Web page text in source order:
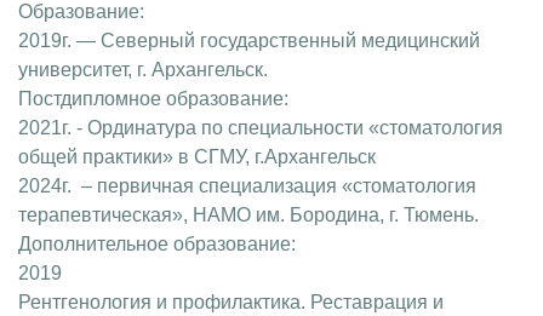
Образование:
2019г. — Северный государственный медицинский
университет, г. Архангельск.
Постдипломное образование:
2021г. - Ординатура по специальности «стоматология
общей практики» в СГМУ, г.Архангельск
2024г. – первичная специализация «стоматология
терапевтическая», НАМО им. Бородина, г. Тюмень.
Дополнительное образование:
2019
Рентгенология и профилактика. Реставрация и